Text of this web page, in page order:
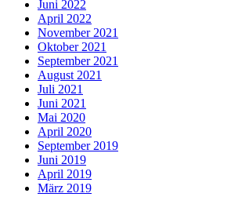
Juni 2022
April 2022
November 2021
Oktober 2021
September 2021
August 2021
Juli 2021
Juni 2021
Mai 2020
April 2020
September 2019
Juni 2019
April 2019
März 2019